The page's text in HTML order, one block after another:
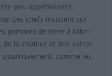
peu appétissante,
Les chefs insistent sur
pommes de terre à l’abri
de la chaleur et des autres
comme les